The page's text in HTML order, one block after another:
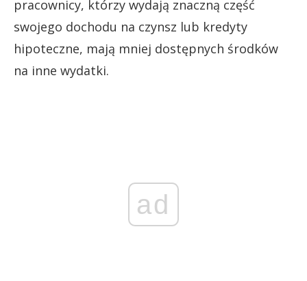
pracownicy, którzy wydają znaczną część
swojego dochodu na czynsz lub kredyty
hipoteczne, mają mniej dostępnych środków
na inne wydatki.
ad